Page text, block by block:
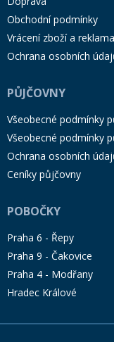
Obchodní podmínky
Vrácení zboží a
Ochrana osobních
PŮJČOVNY
Všeobecné podmínky
Všeobecné podmínky
Ochrana osobních
Ceníky půjčovny
POBOČKY
Praha 6 - Řepy
Praha 9 - Čakovice
Praha 4 - Modřany
Hradec Králové